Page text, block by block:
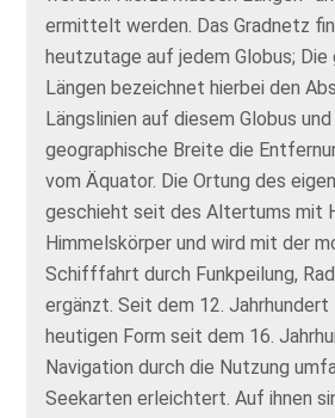
ermittelt werden. Das Gradnetz
heutzutage auf jedem Globus; Die
Längen bezeichnet hierbei den
Längslinien auf diesem Globus und
geographische Breite die
vom Äquator. Die Ortung des
geschieht seit des Altertums mit
Himmelskörper und wird mit der
Schifffahrt durch Funkpeilung,
ergänzt. Seit dem 12. Jahrhundert
heutigen Form seit dem 16.
Navigation durch die Nutzung
Seekarten erleichtert. Auf ihnen